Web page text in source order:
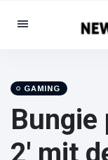
Soziales & Spaß
Kino und TV
GAMING
Bungie
2' mit